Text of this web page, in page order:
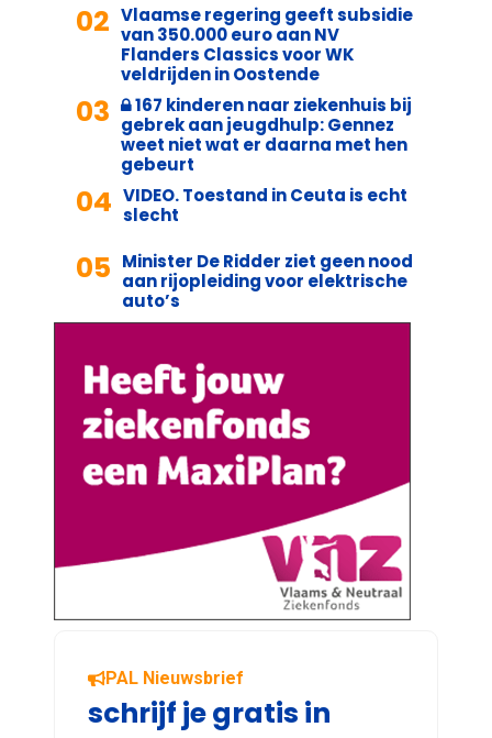
02 Vlaamse regering geeft subsidie
van 350.000 euro aan NV
Flanders Classics voor WK
veldrijden in Oostende
03
167 kinderen naar ziekenhuis bij
gebrek aan jeugdhulp: Gennez
weet niet wat er daarna met hen
gebeurt
04 VIDEO. Toestand in Ceuta is echt
slecht
05 Minister De Ridder ziet geen nood
aan rijopleiding voor elektrische
auto’s
PAL Nieuwsbrief
schrijf je gratis in